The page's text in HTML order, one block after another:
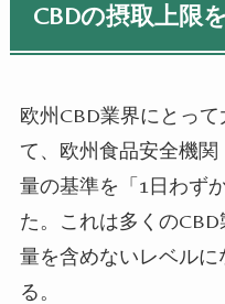
CBDの摂取上限
欧州CBD業界にとっ
て、欧州食品安全機関
量の基準を「1日わず
た。これは多くの
量を含めないレベル
る。